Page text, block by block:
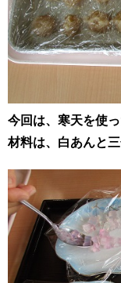
今回は、寒天を使
材料は、白あんと